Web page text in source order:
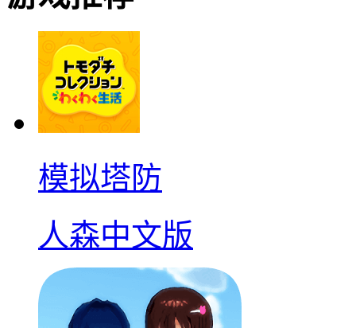
模拟塔防
人森中文版